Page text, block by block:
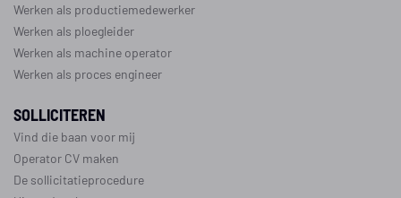
Werken als productiemedewerker
Werken als ploegleider
Werken als machine operator
Werken als proces engineer
SOLLICITEREN
Vind die baan voor mij
Operator CV maken
De sollicitatieprocedure